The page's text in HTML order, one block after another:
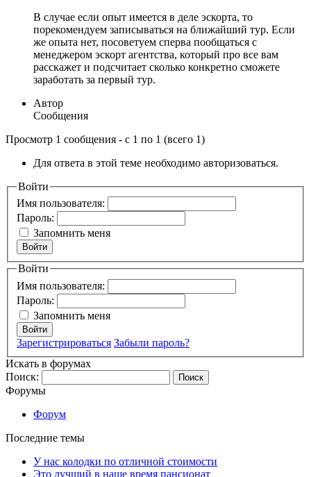
В случае если опыт имеется в деле эскорта, то
порекомендуем записываться на ближайший тур. Если
же опыта нет, посоветуем сперва пообщаться с
менеджером эскорт агентства, который про все вам
расскажет и подсчитает сколько конкретно сможете
заработать за первый тур.
Автор
Сообщения
Просмотр 1 сообщения - с 1 по 1 (всего 1)
Для ответа в этой теме необходимо авторизоваться.
Войти
Имя пользователя:
Пароль:
Запомнить меня
Войти
Войти
Имя пользователя:
Пароль:
Запомнить меня
Войти
Зарегистрироваться Забыли пароль?
Искать в форумах
Поиск:
Форумы
Форум
Последние темы
У нас колодки по отличной стоимости
Это лучший в наше время пансионат